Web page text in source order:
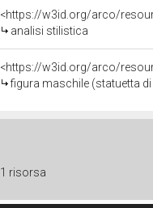
<https://w3id.org/arco/
analisi stilistica
<https://w3id.org/arco/
figura maschile (statuetta
1 risorsa